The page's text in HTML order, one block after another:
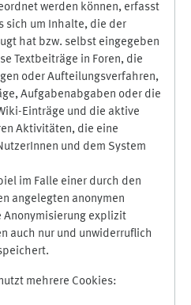
werden können, erfasst
sich um Inhalte, die der
hat bzw. selbst eingegeben
Textbeiträge in Foren, die
oder Aufteilungsverfahren,
Aufgabenabgaben oder die
Einträge und die aktive
Aktivitäten, die eine
und dem System
im Falle einer durch den
angelegten anonymen
Anonymisierung explizit
auch nur und unwiderruflich
mehrere Cookies: